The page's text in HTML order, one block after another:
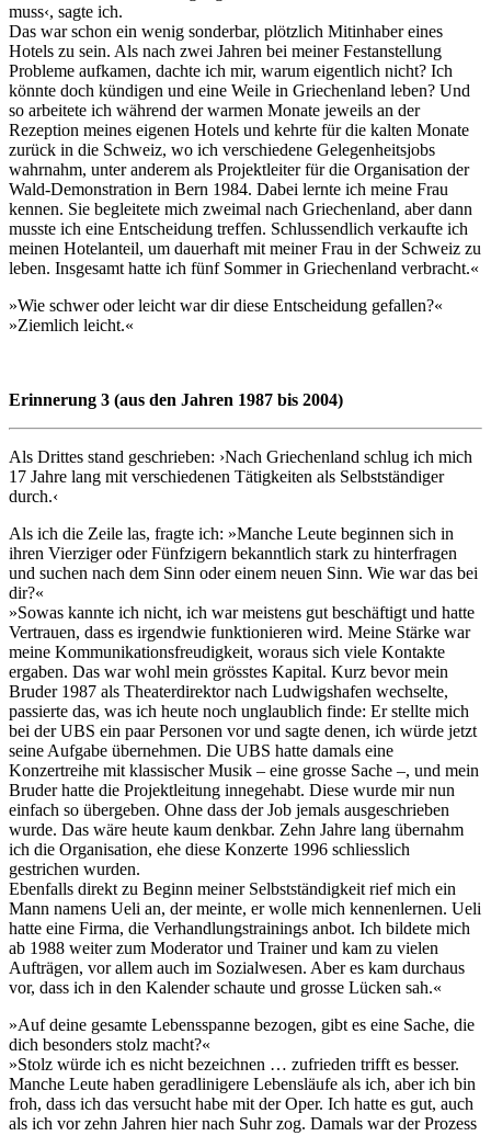
muss‹, sagte ich.
Das war schon ein wenig sonderbar, plötzlich Mitinhaber eines
Hotels zu sein. Als nach zwei Jahren bei meiner Festanstellung
Probleme aufkamen, dachte ich mir, warum eigentlich nicht? Ich
könnte doch kündigen und eine Weile in Griechenland leben? Und
so arbeitete ich während der warmen Monate jeweils an der
Rezeption meines eigenen Hotels und kehrte für die kalten Monate
zurück in die Schweiz, wo ich verschiedene Gelegenheitsjobs
wahrnahm, unter anderem als Projektleiter für die Organisation der
Wald-Demonstration in Bern 1984. Dabei lernte ich meine Frau
kennen. Sie begleitete mich zweimal nach Griechenland, aber dann
musste ich eine Entscheidung treffen. Schlussendlich verkaufte ich
meinen Hotelanteil, um dauerhaft mit meiner Frau in der Schweiz zu
leben. Insgesamt hatte ich fünf Sommer in Griechenland verbracht.«
»Wie schwer oder leicht war dir diese Entscheidung gefallen?«
»Ziemlich leicht.«
Erinnerung 3 (aus den Jahren 1987 bis 2004)
Als Drittes stand geschrieben: ›Nach Griechenland schlug ich mich
17 Jahre lang mit verschiedenen Tätigkeiten als Selbstständiger
durch.‹
Als ich die Zeile las, fragte ich: »Manche Leute beginnen sich in
ihren Vierziger oder Fünfzigern bekanntlich stark zu hinterfragen
und suchen nach dem Sinn oder einem neuen Sinn. Wie war das bei
dir?«
»Sowas kannte ich nicht, ich war meistens gut beschäftigt und hatte
Vertrauen, dass es irgendwie funktionieren wird. Meine Stärke war
meine Kommunikationsfreudigkeit, woraus sich viele Kontakte
ergaben. Das war wohl mein grösstes Kapital. Kurz bevor mein
Bruder 1987 als Theaterdirektor nach Ludwigshafen wechselte,
passierte das, was ich heute noch unglaublich finde: Er stellte mich
bei der UBS ein paar Personen vor und sagte denen, ich würde jetzt
seine Aufgabe übernehmen. Die UBS hatte damals eine
Konzertreihe mit klassischer Musik – eine grosse Sache –, und mein
Bruder hatte die Projektleitung innegehabt. Diese wurde mir nun
einfach so übergeben. Ohne dass der Job jemals ausgeschrieben
wurde. Das wäre heute kaum denkbar. Zehn Jahre lang übernahm
ich die Organisation, ehe diese Konzerte 1996 schliesslich
gestrichen wurden.
Ebenfalls direkt zu Beginn meiner Selbstständigkeit rief mich ein
Mann namens Ueli an, der meinte, er wolle mich kennenlernen. Ueli
hatte eine Firma, die Verhandlungstrainings anbot. Ich bildete mich
ab 1988 weiter zum Moderator und Trainer und kam zu vielen
Aufträgen, vor allem auch im Sozialwesen. Aber es kam durchaus
vor, dass ich in den Kalender schaute und grosse Lücken sah.«
»Auf deine gesamte Lebensspanne bezogen, gibt es eine Sache, die
dich besonders stolz macht?«
»Stolz würde ich es nicht bezeichnen … zufrieden trifft es besser.
Manche Leute haben geradlinigere Lebensläufe als ich, aber ich bin
froh, dass ich das versucht habe mit der Oper. Ich hatte es gut, auch
als ich vor zehn Jahren hier nach Suhr zog. Damals war der Prozess